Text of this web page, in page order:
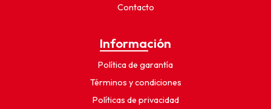
Contacto
Información
Política de garantía
Términos y condiciones
Políticas de privacidad